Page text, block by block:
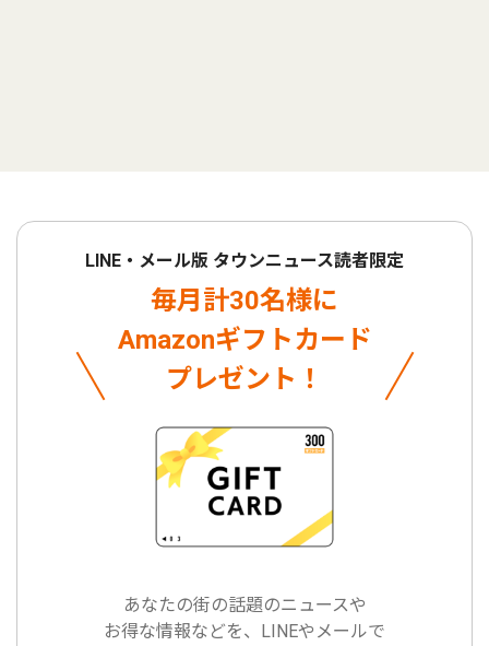
LINE・メール版 タウンニュース読者限定
毎月計30名様に
Amazonギフトカード
プレゼント！
あなたの街の話題のニュースや
お得な情報などを、LINEやメールで